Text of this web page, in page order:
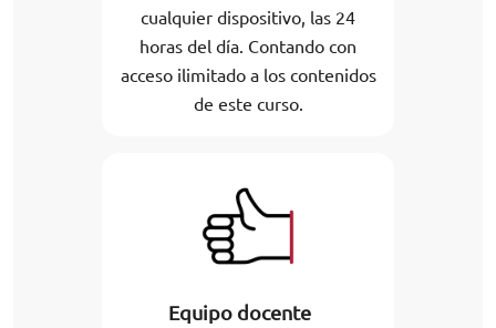
cualquier dispositivo, las 24
horas del día. Contando con
acceso ilimitado a los contenidos
de este curso.
Equipo docente